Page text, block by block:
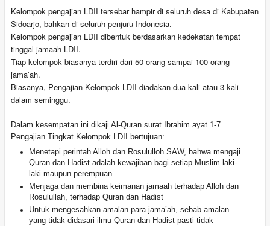
Kelompok pengajian LDII tersebar hampir di seluruh desa di Kabupaten
Sidoarjo, bahkan di seluruh penjuru Indonesia.
Kelompok pengajian LDII dibentuk berdasarkan kedekatan tempat
tinggal jamaah LDII.
Tiap kelompok biasanya terdiri dari 50 orang sampai 100 orang
jama’ah.
Biasanya, Pengajian Kelompok LDII diadakan dua kali atau 3 kali
dalam seminggu.
Dalam kesempatan ini dikaji Al-Quran surat Ibrahim ayat 1-7
Pengajian Tingkat Kelompok LDII bertujuan:
Menetapi perintah Alloh dan Rosululloh SAW, bahwa mengaji
Quran dan Hadist adalah kewajiban bagi setiap Muslim laki-
laki maupun perempuan.
Menjaga dan membina keimanan jamaah terhadap Alloh dan
Rosulullah, terhadap Quran dan Hadist
Untuk mengesahkan amalan para jama’ah, sebab amalan
yang tidak didasari ilmu Quran dan Hadist pasti tidak